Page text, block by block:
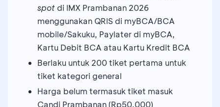
spot di IMX Prambanan 2026
menggunakan QRIS di myBCA/BCA
mobile/Sakuku, Paylater di myBCA,
Kartu Debit BCA atau Kartu Kredit BCA
Berlaku untuk 200 tiket pertama untuk
tiket kategori general
Harga belum termasuk tiket masuk
Candi Prambanan (Rp50.000)